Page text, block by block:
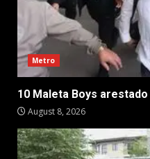
Metro
10 Maleta Boys
August 8, 2026